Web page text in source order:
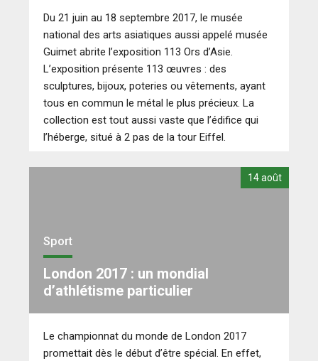
Du 21 juin au 18 septembre 2017, le musée
national des arts asiatiques aussi appelé musée
Guimet abrite l’exposition 113 Ors d’Asie.
L’exposition présente 113 œuvres : des
sculptures, bijoux, poteries ou vêtements, ayant
tous en commun le métal le plus précieux. La
collection est tout aussi vaste que l’édifice qui
l’héberge, situé à 2 pas de la tour Eiffel.
14 août
Sport
London 2017 : un mondial
d’athlétisme particulier
Le championnat du monde de London 2017
promettait dès le début d’être spécial. En effet,